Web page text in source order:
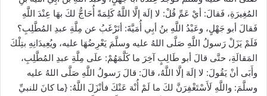
المُغِيرَةِ، فَقالَ: أيْ عَمِّ قُلْ: لا إلَهَ إلَّا اللَّهُ كَلِمَةً أُحَاجُّ لكَ بهَا عِنْدَ اللَّهِ
فَقالَ أبو جَهْلٍ، وعَبْدُ اللَّهِ بنُ أبِي أُمَيَّةَ: أتَرْغَبُ عن مِلَّةِ عبدِ المُطَّلِبِ؟
فَلَمْ يَزَلْ رَسولُ اللَّهِ صَلَّى اللهُ عليه وسلَّمَ يَعْرِضُهَا عليه، ويُعِيدَانِهِ بتِلْكَ
المَقالَةِ، حتَّى قالَ أبو طَالِبٍ آخِرَ ما كَلَّمَهُمْ: علَى مِلَّةِ عبدِ المُطَّلِبِ،
وأَبَى أنْ يَقُولَ: لا إلَهَ إلَّا اللَّهُ، قالَ: قالَ رَسولُ اللَّهِ صَلَّى اللهُ عليه
وسلَّمَ: واللَّهِ لَأَسْتَغْفِرَنَّ لكَ ما لَمْ أُنْهَ عَنْكَ فأنْزَلَ اللَّهُ: {ما كانَ للنبيِّ